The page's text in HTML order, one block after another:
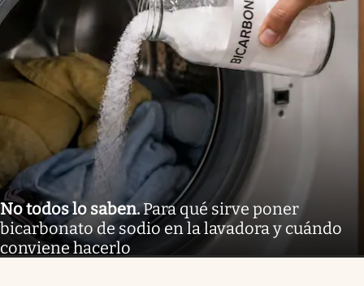
No todos lo saben.Para qué sirve poner
bicarbonato de sodio en la lavadora y cuándo
conviene hacerlo